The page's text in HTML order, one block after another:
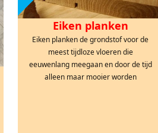
Eiken planken
Eiken planken de grondstof voor de
meest tijdloze vloeren die
eeuwenlang meegaan en door de tijd
alleen maar mooier worden